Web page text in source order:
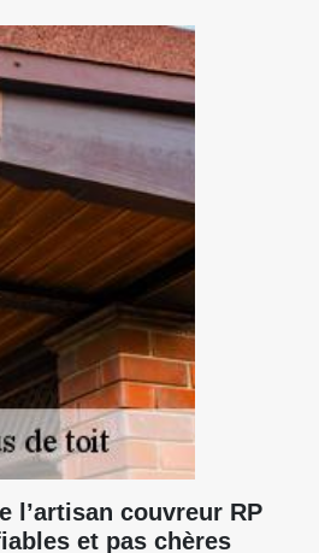
l’artisan couvreur RP
et pas chères